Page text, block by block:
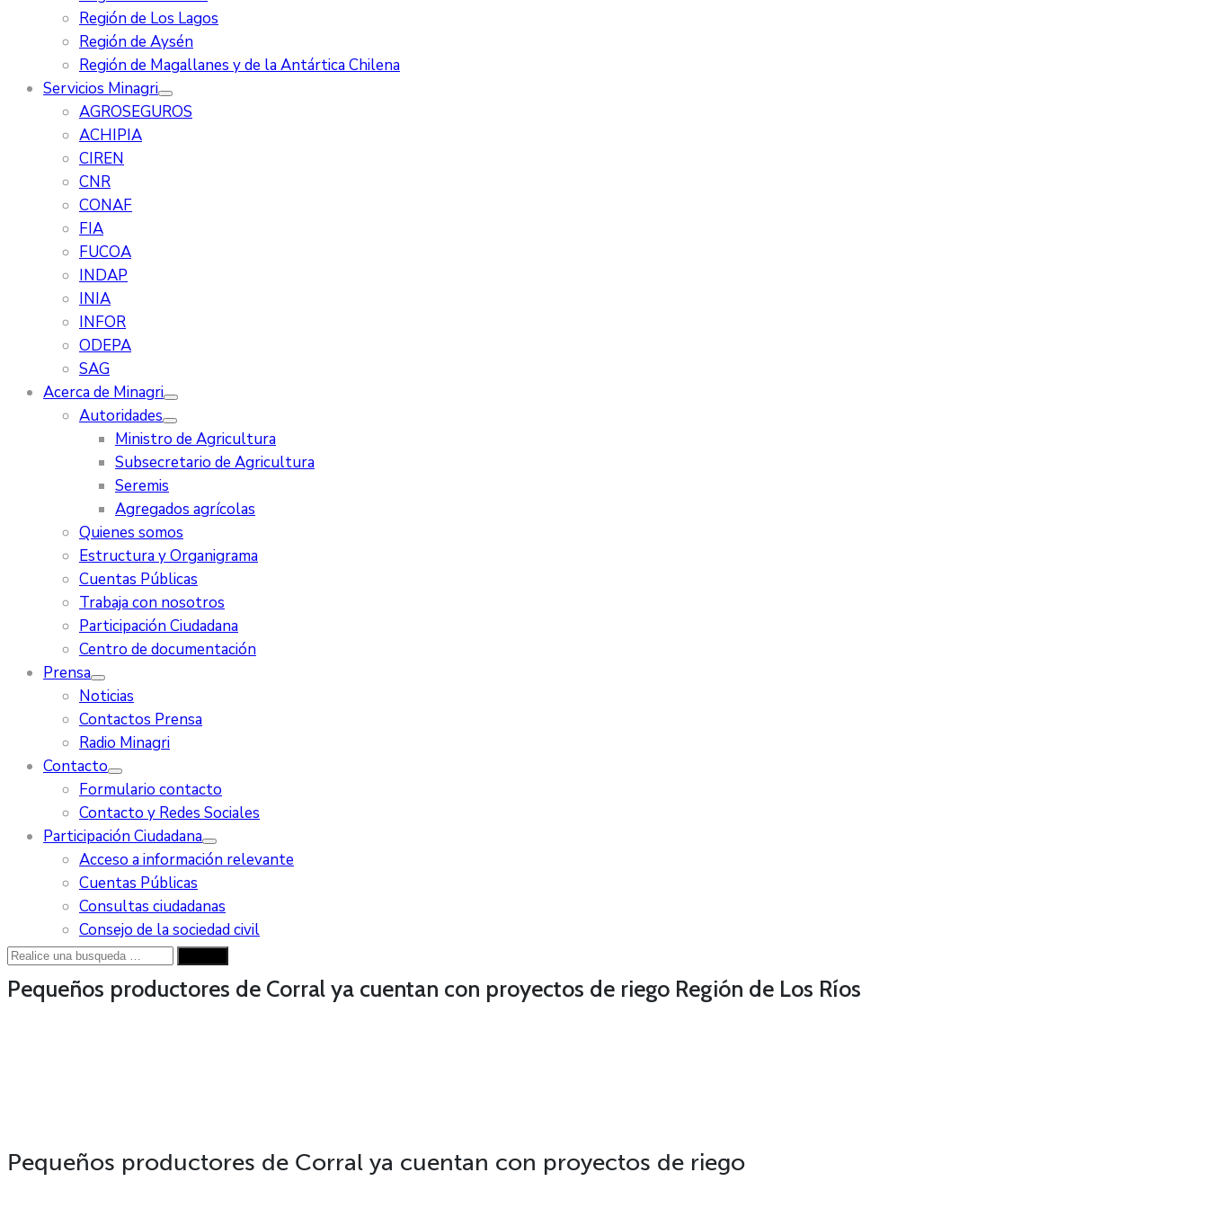
Región de Los Lagos
Región de Aysén
Región de Magallanes y de la Antártica Chilena
Servicios Minagri
AGROSEGUROS
ACHIPIA
CIREN
CNR
CONAF
FIA
FUCOA
INDAP
INIA
INFOR
ODEPA
SAG
Acerca de Minagri
Autoridades
Ministro de Agricultura
Subsecretario de Agricultura
Seremis
Agregados agrícolas
Quienes somos
Estructura y Organigrama
Cuentas Públicas
Trabaja con nosotros
Participación Ciudadana
Centro de documentación
Prensa
Noticias
Contactos Prensa
Radio Minagri
Contacto
Formulario contacto
Contacto y Redes Sociales
Participación Ciudadana
Acceso a información relevante
Cuentas Públicas
Consultas ciudadanas
Consejo de la sociedad civil
Pequeños productores de Corral ya cuentan con proyectos de riego Región de Los Ríos
Pequeños productores de Corral ya cuentan con proyectos de riego